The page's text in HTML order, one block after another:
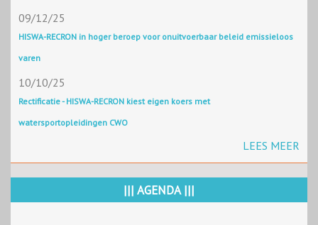
09/12/25
HISWA-RECRON in hoger beroep voor onuitvoerbaar beleid emissieloos
varen
10/10/25
Rectificatie - HISWA-RECRON kiest eigen koers met
watersportopleidingen CWO
LEES MEER
||| AGENDA |||